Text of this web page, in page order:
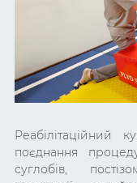
Реабілітаційний
поєднання
суглобів,